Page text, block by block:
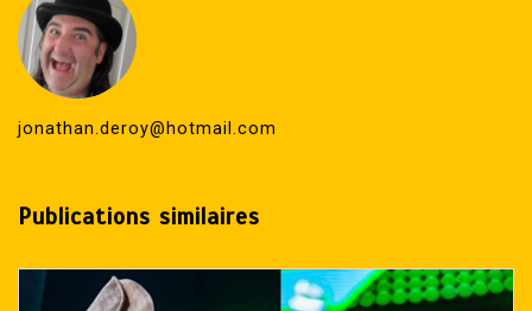
jonathan.deroy@hotmail.com
Publications similaires